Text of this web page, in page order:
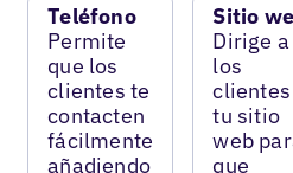
Teléfono
Permite
que los
clientes te
contacten
fácilmente
añadiendo
Sitio
Dirige a
los
clientes
tu sitio
web
que